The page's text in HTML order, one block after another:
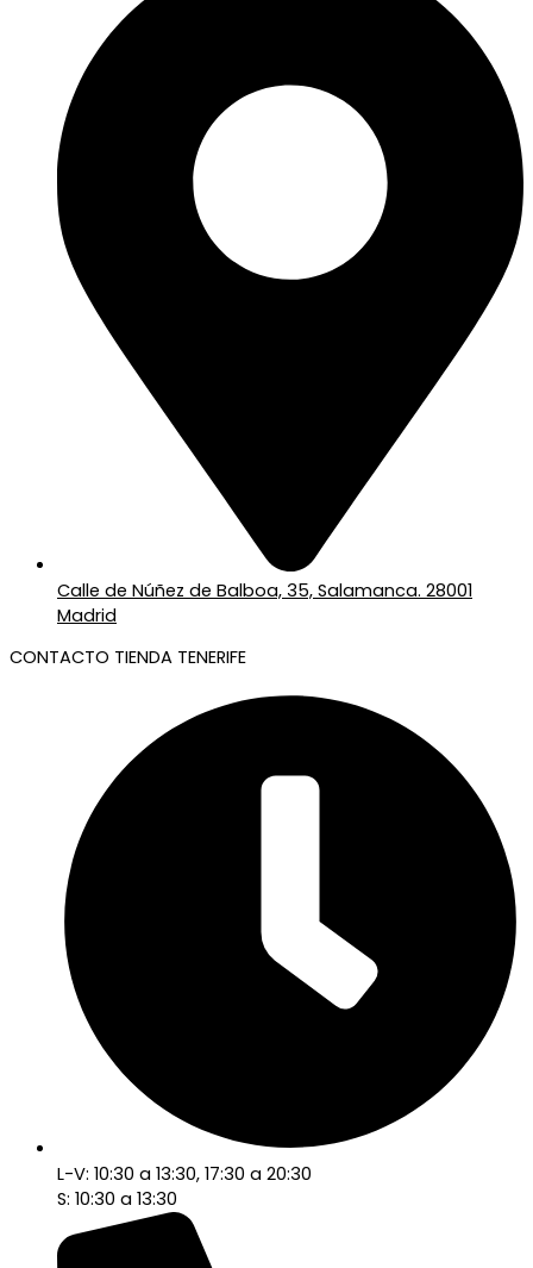
Calle de Núñez de Balboa, 35, Salamanca. 28001
Madrid
CONTACTO TIENDA TENERIFE
L-V: 10:30 a 13:30, 17:30 a 20:30
S: 10:30 a 13:30